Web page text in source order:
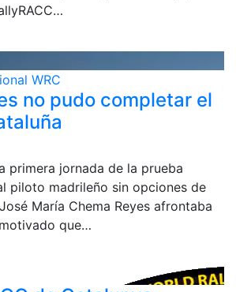
WRC
no pudo completar el
primera jornada de la prueba
piloto madrileño sin opciones de
María Chema Reyes afrontaba
que…